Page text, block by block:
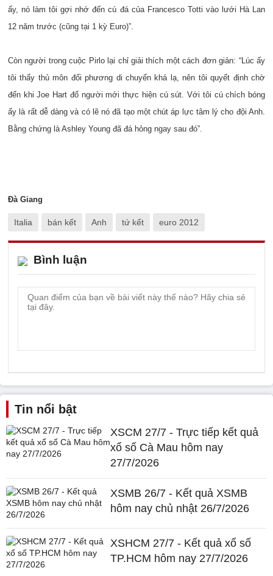
ấy, nó làm tôi gợi nhớ đến cú đá của Francesco Totti vào lưới Hà Lan
12 năm trước (cũng tại 1 kỳ Euro)”.
Còn người trong cuộc Pirlo lại chỉ giải thích một cách đơn giản: “Lúc ấy
tôi thấy thủ môn đối phương di chuyển khá lạ, nên tôi quyết định chờ
đến khi Joe Hart đổ người mới thực hiện cú sút. Với tôi cú chích bóng
ấy là rất dễ dàng và có lẽ nó đã tạo một chút áp lực tâm lý cho đội Anh.
Bằng chứng là Ashley Young đã đá hỏng ngay sau đó”.
Đà Giang
Italia bán kết Anh tứ kết euro 2012
Bình luận
Tin nổi bật
XSCM 27/7 - Trực tiếp kết quả
xổ số Cà Mau hôm nay
27/7/2026
XSMB 26/7 - Kết quả XSMB
hôm nay chủ nhật 26/7/2026
XSHCM 27/7 - Kết quả xổ số
TP.HCM hôm nay 27/7/2026